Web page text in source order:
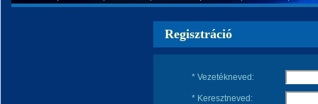
Regisztráció
* Vezetékneved:
* Keresztneved: